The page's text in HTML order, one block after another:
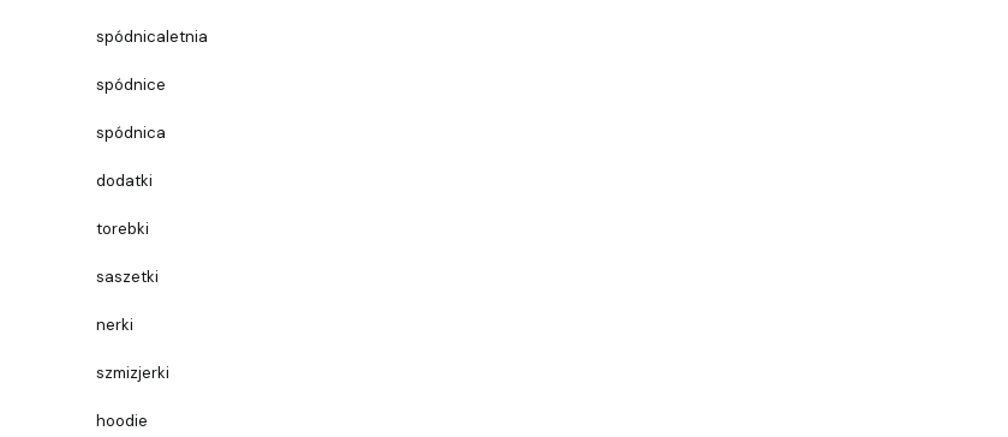
spódnicaletnia
spódnice
spódnica
dodatki
torebki
saszetki
nerki
szmizjerki
hoodie